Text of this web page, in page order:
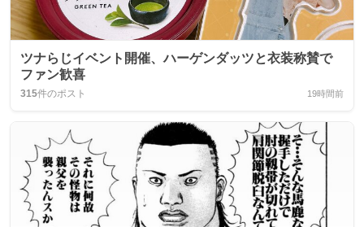
ツナらじイベント開催、ハーゲンダッツと衣装称賛で
ファン歓喜
315件のポスト 19時間前